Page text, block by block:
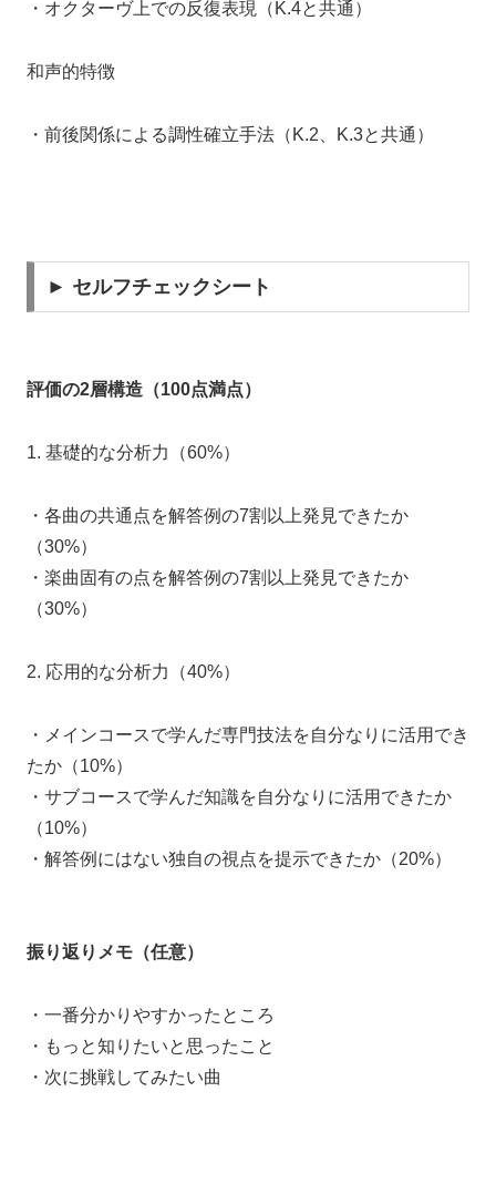
・オクターヴ上での反復表現（K.4と共通）
和声的特徴
・前後関係による調性確立手法（K.2、K.3と共通）
► セルフチェックシート
評価の2層構造（100点満点）
1. 基礎的な分析力（60%）
・各曲の共通点を解答例の7割以上発見できたか
（30%）
・楽曲固有の点を解答例の7割以上発見できたか
（30%）
2. 応用的な分析力（40%）
・メインコースで学んだ専門技法を自分なりに活用でき
たか（10%）
・サブコースで学んだ知識を自分なりに活用できたか
（10%）
・解答例にはない独自の視点を提示できたか（20%）
振り返りメモ（任意）
・一番分かりやすかったところ
・もっと知りたいと思ったこと
・次に挑戦してみたい曲